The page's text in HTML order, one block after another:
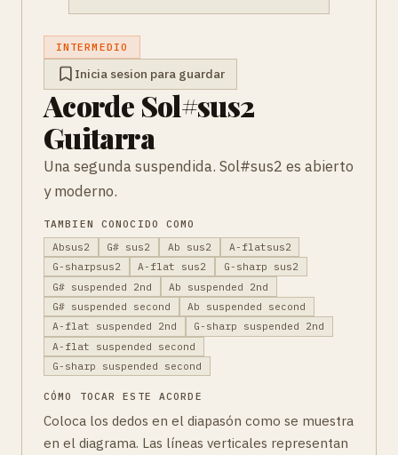
INTERMEDIO
Inicia sesion para guardar
Acorde Sol#sus2
Guitarra
Una segunda suspendida. Sol#sus2 es abierto
y moderno.
TAMBIEN CONOCIDO COMO
Absus2
G# sus2 Ab sus2
A-flatsus2
G-sharpsus2
A-flat sus2
G-sharp sus2
G# suspended 2nd
Ab suspended 2nd
G# suspended second
Ab suspended second
A-flat suspended 2nd
G-sharp suspended 2nd
A-flat suspended second
G-sharp suspended second
CÓMO TOCAR ESTE ACORDE
Coloca los dedos en el diapasón como se muestra
en el diagrama. Las líneas verticales representan